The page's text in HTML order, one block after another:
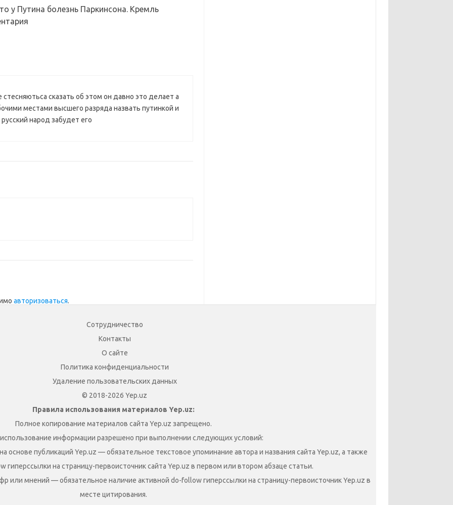
у Путина болезнь Паркинсона. Кремль
стесняютьса сказать об этом он давно это делает а
местами высшего разряда назвать путинкой и
народ забудет его
авторизоваться.
Сотрудничество
Контакты
О сайте
Политика конфиденциальности
Удаление пользовательских данных
© 2018-2026 Yep.uz
Правила использования материалов Yep.uz:
Полное копирование материалов сайта Yep.uz запрещено.
информации разрешено при выполнении следующих условий:
основе публикаций Yep.uz — обязательное текстовое упоминание автора и названия сайта Yep.uz, а также
гиперссылки на страницу-первоисточник сайта Yep.uz в первом или втором абзаце статьи.
или мнений — обязательное наличие активной do-follow гиперссылки на страницу-первоисточник Yep.uz в
месте цитирования.